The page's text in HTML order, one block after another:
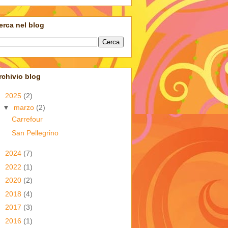
nel blog
blog
2025 (2)
▼ marzo (2)
Carrefour
San Pellegrino
2024 (7)
2022 (1)
2020 (2)
2018 (4)
2017 (3)
2016 (1)